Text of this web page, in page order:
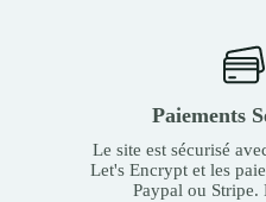
Paiements
Le site est sécurisé
Let's Encrypt et les
Paypal ou Stripe.